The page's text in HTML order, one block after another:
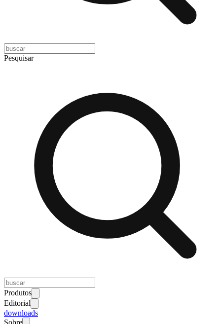
Pesquisar
Produtos
Editorial
downloads
Sobre